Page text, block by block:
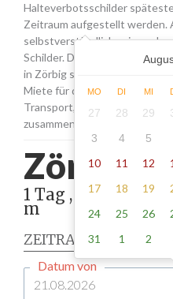
Halteverbotsschilder
Zeitraum aufgestellt werden.
selbstverständlich, wie auch
Schilder. Die Kosten für die
in Zörbig setzen sich aus den
Miete für die Schilder sowie
Transport, das Aufstellen und
zusammen.
Zörbig -
1 Tag , Stellung
m
ZEITRAUM
Datum von
MO DI MI
27 28 29
3
4 5
10
11 12
17
18 19
24
25 26
31
1 2